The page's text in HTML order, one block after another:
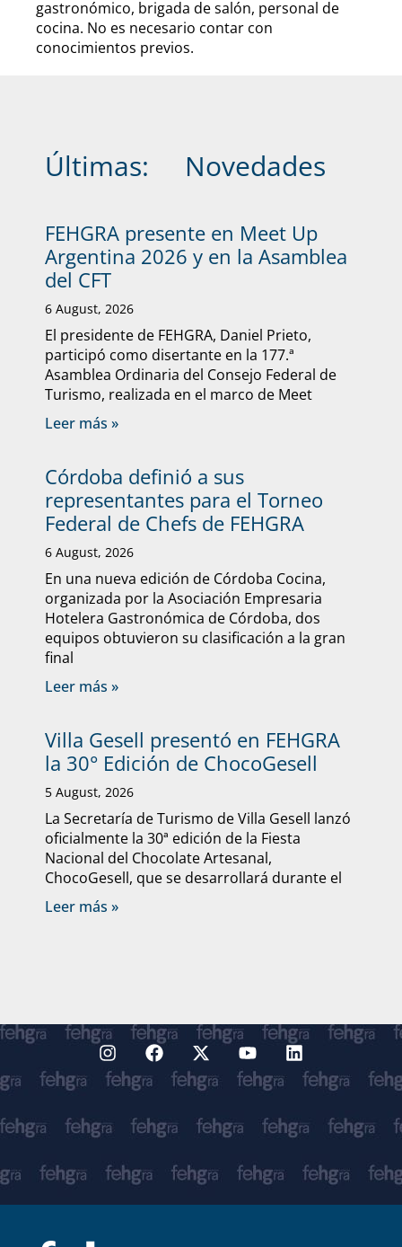
gastronómico, brigada de salón, personal de
cocina. No es necesario contar con
conocimientos previos.
Últimas: Novedades
FEHGRA presente en Meet Up
Argentina 2026 y en la Asamblea
del CFT
6 August, 2026
El presidente de FEHGRA, Daniel Prieto,
participó como disertante en la 177.ª
Asamblea Ordinaria del Consejo Federal de
Turismo, realizada en el marco de Meet
Leer más »
Córdoba definió a sus
representantes para el Torneo
Federal de Chefs de FEHGRA
6 August, 2026
En una nueva edición de Córdoba Cocina,
organizada por la Asociación Empresaria
Hotelera Gastronómica de Córdoba, dos
equipos obtuvieron su clasificación a la gran
final
Leer más »
Villa Gesell presentó en FEHGRA
la 30° Edición de ChocoGesell
5 August, 2026
La Secretaría de Turismo de Villa Gesell lanzó
oficialmente la 30ª edición de la Fiesta
Nacional del Chocolate Artesanal,
ChocoGesell, que se desarrollará durante el
Leer más »